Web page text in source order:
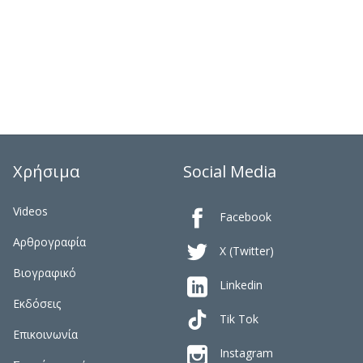
Χρήσιμα
Videos
Αρθρογραφία
Βιογραφικό
Εκδόσεις
Επικοινωνία
Social Media
 Facebook
 X (Twitter)
 Linkedin
Tik Tok
 Instagram